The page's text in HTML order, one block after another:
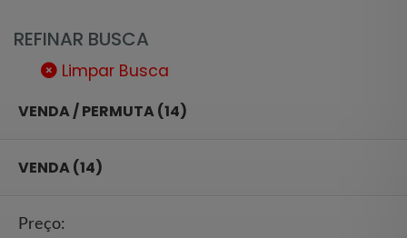
REFINAR BUSCA
Limpar Busca
VENDA / PERMUTA (14)
VENDA (14)
Preço: